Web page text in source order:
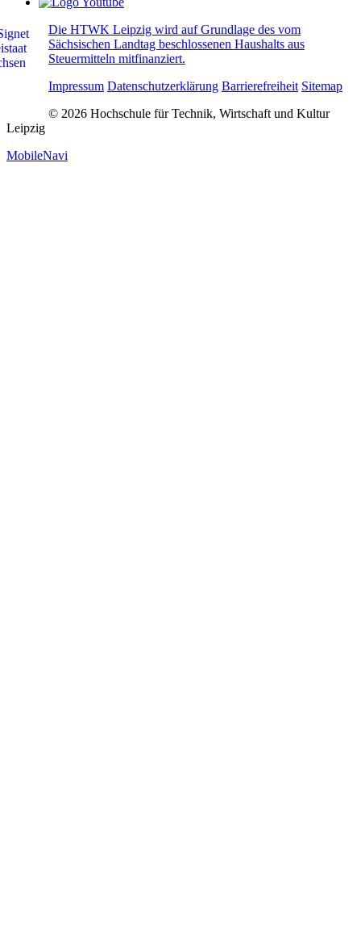
Die HTWK Leipzig wird auf Grundlage des vom
Sächsischen Landtag beschlossenen Haushalts aus
Steuermitteln mitfinanziert.
Impressum Datenschutzerklärung Barrierefreiheit Sitemap
© 2026 Hochschule für Technik, Wirtschaft und Kultur
Leipzig
MobileNavi